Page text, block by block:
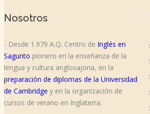
Nosotros
- Desde 1.979 A.Q. Centro de Inglés en
Sagunto pionero en la enseñanza de la
lengua y cultura anglosajona, en la
preparación de diplomas de la Universidad
de Cambridge y en la organización de
cursos de verano en Inglaterra.